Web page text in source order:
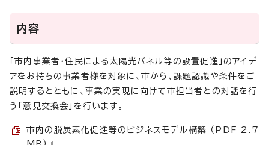
内容
「市内事業者・住民による太陽光パネル等の設置促進」のアイデ
アをお持ちの事業者様を対象に、市から、課題認識や条件をご
説明するとともに、事業の実現に向けて市担当者との対話を行
う「意見交換会」を行います。
市内の脱炭素化促進等のビジネスモデル構築 （PDF 2.7